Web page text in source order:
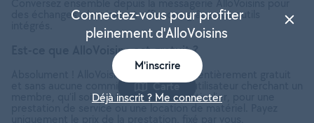
des échanges sécurisés et efficaces grâce aux outils
Est-ce que AlloVoisins est gratuit ?
Absolument ! AlloVoisins est un service entièrement gratuit
et sans aucune commission pour tout utilisateur cherchant un
membre, qu’il soit professionnel ou particulier, pour une
prestation de service ou une location de matériel. Payez
Carte
Connectez-vous pour profiter
pleinement d'AlloVoisins
M'inscrire
Déjà inscrit ? Me connecter